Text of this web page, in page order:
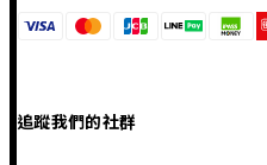
追蹤我們的社群